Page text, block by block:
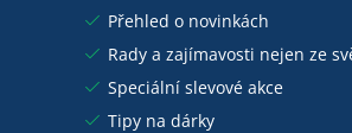
Přehled o novinkách
Rady a zajímavosti nejen ze
Speciální slevové akce
Tipy na dárky